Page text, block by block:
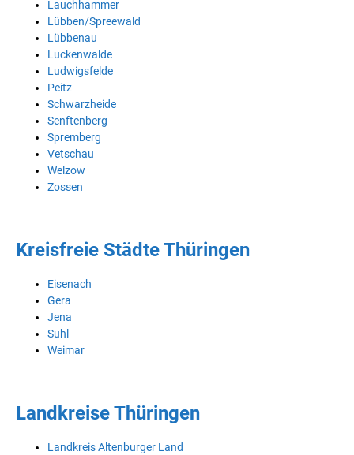
Lauchhammer
Lübben/Spreewald
Lübbenau
Luckenwalde
Ludwigsfelde
Peitz
Schwarzheide
Senftenberg
Spremberg
Vetschau
Welzow
Zossen
Kreisfreie Städte Thüringen
Eisenach
Gera
Jena
Suhl
Weimar
Landkreise Thüringen
Landkreis Altenburger Land